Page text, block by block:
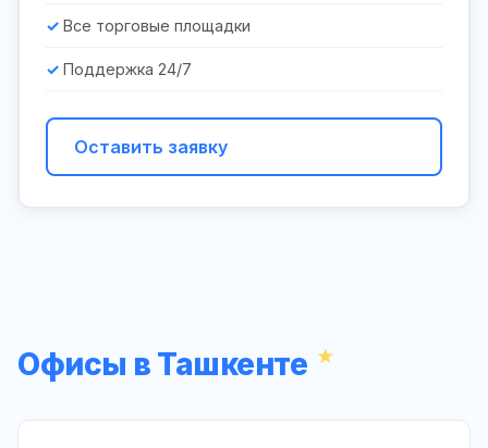
Все торговые площадки
Поддержка 24/7
Оставить заявку
Офисы в Ташкенте